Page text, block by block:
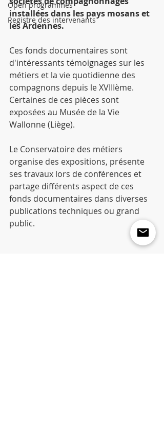
Open programmes
Registre des intervenants
installées dans les pays mosans et
les Ardennes.
Ces fonds documentaires sont
d'intéressants témoignages sur les
métiers et la vie quotidienne des
compagnons depuis le XVIIIème.
Certaines de ces pièces sont
exposées au Musée de la Vie
Wallonne (Liège).
Le Conservatoire des métiers
organise des expositions, présente
ses travaux lors de conférences et
partage différents aspect de ces
fonds documentaires dans diverses
publications techniques ou grand
public.